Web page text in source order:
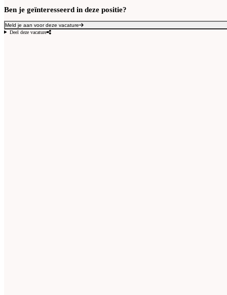
Ben je geïnteresseerd in deze positie?
Meld je aan voor deze vacature
Deel deze vacature